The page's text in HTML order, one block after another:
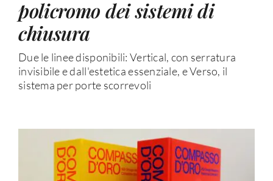
policromo dei sistemi di
chiusura
Due le linee disponibili: Vertical, con serratura
invisibile e dall'estetica essenziale, e Verso, il
sistema per porte scorrevoli